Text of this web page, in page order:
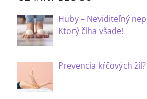
Huby – Neviditeľný
Ktorý číha všade!
Prevencia kŕčových žíl?